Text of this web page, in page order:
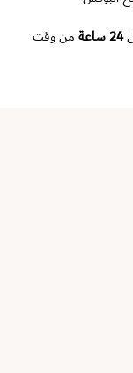
24 ساعة
من وقت